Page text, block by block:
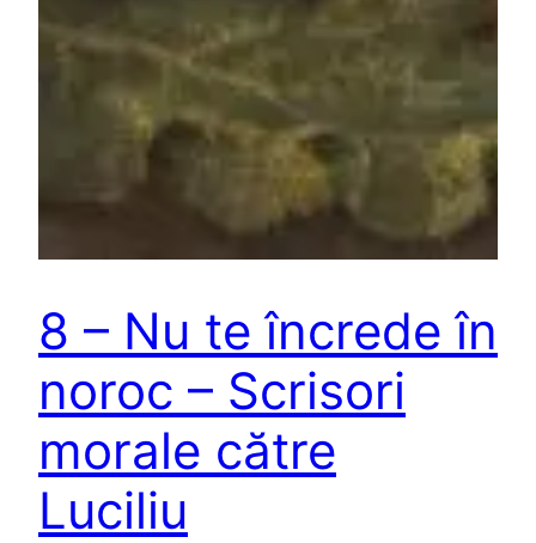
8 – Nu te încrede în
noroc – Scrisori
morale către
Luciliu